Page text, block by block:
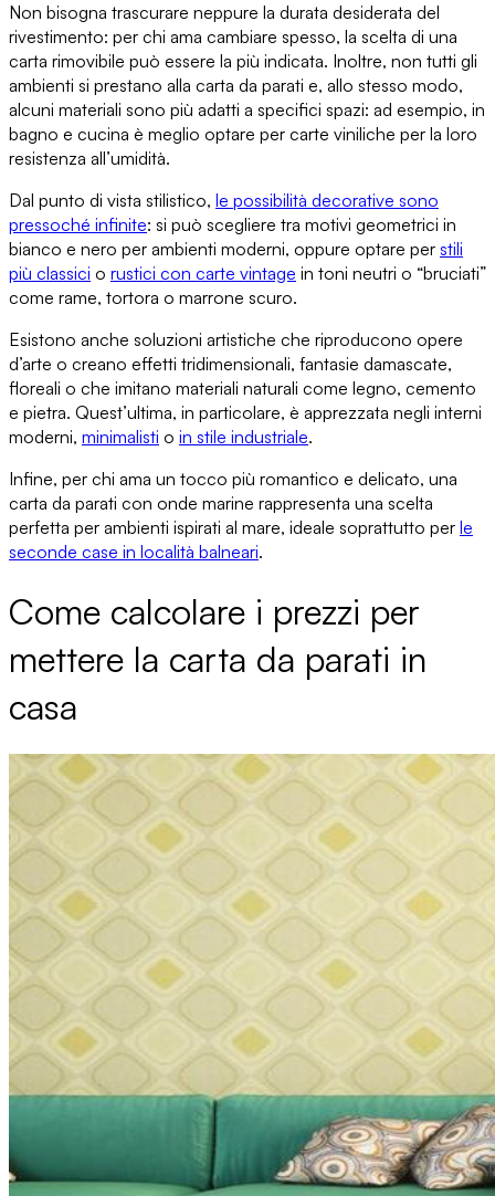
Non bisogna trascurare neppure la durata desiderata del
rivestimento: per chi ama cambiare spesso, la scelta di una
carta rimovibile può essere la più indicata. Inoltre, non tutti gli
ambienti si prestano alla carta da parati e, allo stesso modo,
alcuni materiali sono più adatti a specifici spazi: ad esempio, in
bagno e cucina è meglio optare per carte viniliche per la loro
resistenza all’umidità.
Dal punto di vista stilistico, le possibilità decorative sono
pressoché infinite: si può scegliere tra motivi geometrici in
bianco e nero per ambienti moderni, oppure optare per stili
più classici o rustici con carte vintage in toni neutri o “bruciati”
come rame, tortora o marrone scuro.
Esistono anche soluzioni artistiche che riproducono opere
d’arte o creano effetti tridimensionali, fantasie damascate,
floreali o che imitano materiali naturali come legno, cemento
e pietra. Quest’ultima, in particolare, è apprezzata negli interni
moderni, minimalisti o in stile industriale.
Infine, per chi ama un tocco più romantico e delicato, una
carta da parati con onde marine rappresenta una scelta
perfetta per ambienti ispirati al mare, ideale soprattutto per le
seconde case in località balneari.
Come calcolare i prezzi per
mettere la carta da parati in
casa